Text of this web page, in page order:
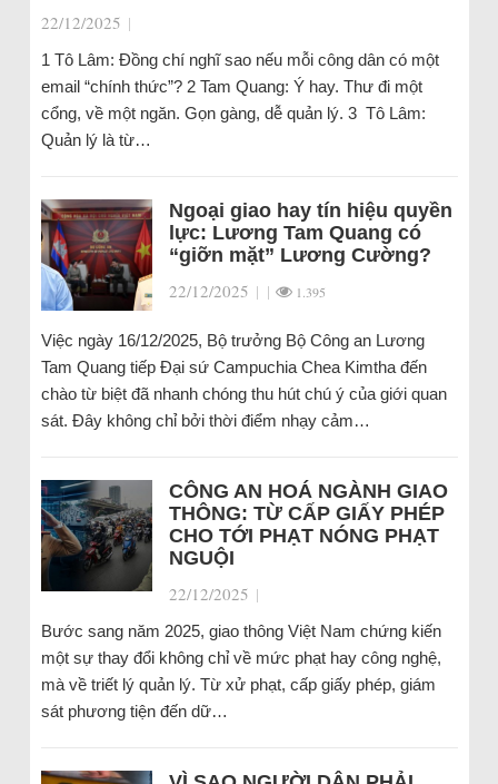
22/12/2025 |
1 Tô Lâm: Đồng chí nghĩ sao nếu mỗi công dân có một
email “chính thức”? 2 Tam Quang: Ý hay. Thư đi một
cổng, về một ngăn. Gọn gàng, dễ quản lý. 3 Tô Lâm:
Quản lý là từ…
Ngoại giao hay tín hiệu quyền
lực: Lương Tam Quang có
“giỡn mặt” Lương Cường?
22/12/2025 | | 1.395
Việc ngày 16/12/2025, Bộ trưởng Bộ Công an Lương
Tam Quang tiếp Đại sứ Campuchia Chea Kimtha đến
chào từ biệt đã nhanh chóng thu hút chú ý của giới quan
sát. Đây không chỉ bởi thời điểm nhạy cảm…
CÔNG AN HOÁ NGÀNH GIAO
THÔNG: TỪ CẤP GIẤY PHÉP
CHO TỚI PHẠT NÓNG PHẠT
NGUỘI
22/12/2025 |
Bước sang năm 2025, giao thông Việt Nam chứng kiến
một sự thay đổi không chỉ về mức phạt hay công nghệ,
mà về triết lý quản lý. Từ xử phạt, cấp giấy phép, giám
sát phương tiện đến dữ…